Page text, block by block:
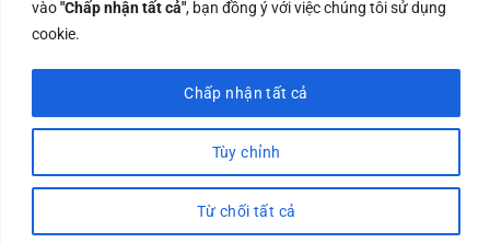
vào"Chấp nhận tất cả", bạn đồng ý với việc chúng tôi sử dụng
cookie.
Tùy chỉnh
Từ chối tất cả
Chấp nhận tất cả
Copyrights @2023 Nam Binh Xuong. All Rights Reserved